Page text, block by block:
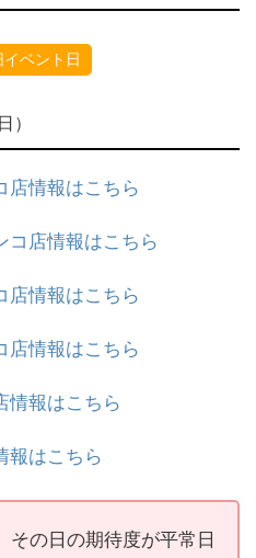
イベント日
）
店情報はこちら
コ店情報はこちら
店情報はこちら
店情報はこちら
情報はこちら
報はこちら
その日の期待度が平常日